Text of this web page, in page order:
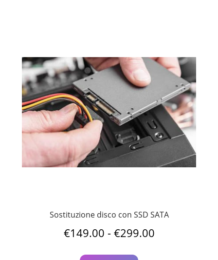
Sostituzione disco con SSD SATA
€149.00 - €299.00Fascia